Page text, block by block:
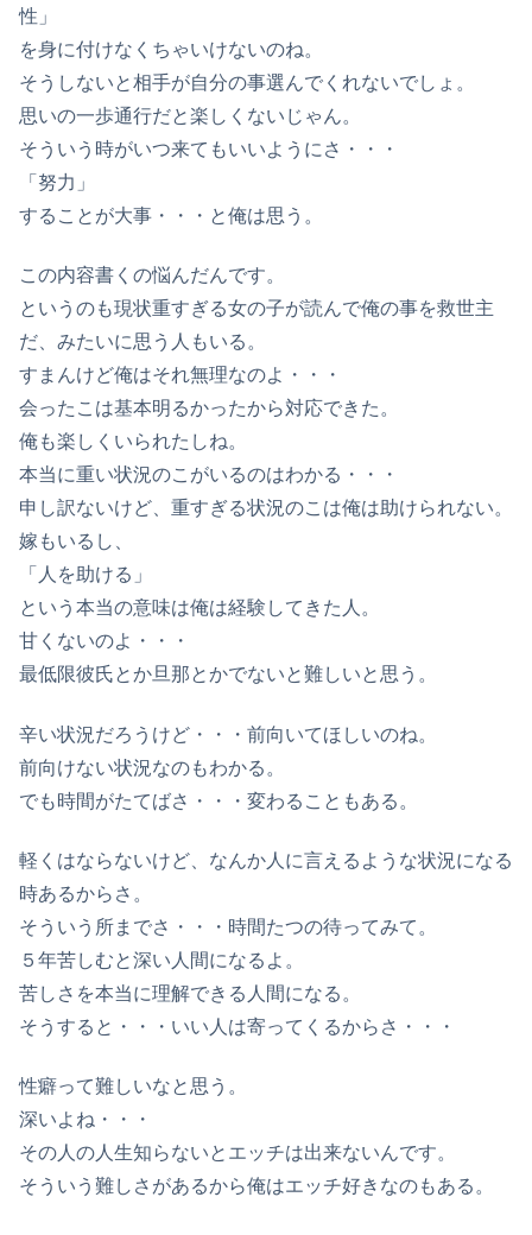
性」
を身に付けなくちゃいけないのね。
そうしないと相手が自分の事選んでくれないでしょ。
思いの一歩通行だと楽しくないじゃん。
そういう時がいつ来てもいいようにさ・・・
「努力」
することが大事・・・と俺は思う。
この内容書くの悩んだんです。
というのも現状重すぎる女の子が読んで俺の事を救世主
だ、みたいに思う人もいる。
すまんけど俺はそれ無理なのよ・・・
会ったこは基本明るかったから対応できた。
俺も楽しくいられたしね。
本当に重い状況のこがいるのはわかる・・・
申し訳ないけど、重すぎる状況のこは俺は助けられない。
嫁もいるし、
「人を助ける」
という本当の意味は俺は経験してきた人。
甘くないのよ・・・
最低限彼氏とか旦那とかでないと難しいと思う。
辛い状況だろうけど・・・前向いてほしいのね。
前向けない状況なのもわかる。
でも時間がたてばさ・・・変わることもある。
軽くはならないけど、なんか人に言えるような状況になる
時あるからさ。
そういう所までさ・・・時間たつの待ってみて。
５年苦しむと深い人間になるよ。
苦しさを本当に理解できる人間になる。
そうすると・・・いい人は寄ってくるからさ・・・
性癖って難しいなと思う。
深いよね・・・
その人の人生知らないとエッチは出来ないんです。
そういう難しさがあるから俺はエッチ好きなのもある。